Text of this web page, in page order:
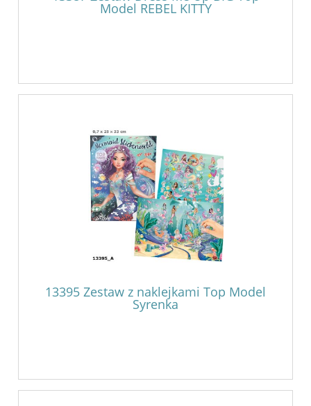
Model REBEL KITTY
13395 Zestaw z naklejkami Top Model
Syrenka